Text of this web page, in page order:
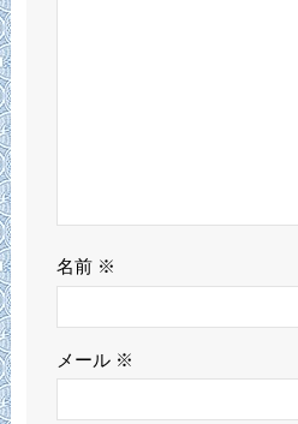
名前 ※
メール ※